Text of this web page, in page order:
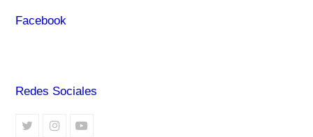
Facebook
Redes Sociales
TwitterInstagramYoutube